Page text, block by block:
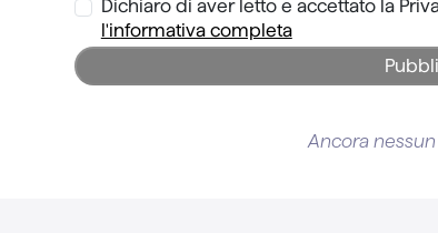
Dichiaro di aver letto e accettato la
l'informativa completa
Ancora